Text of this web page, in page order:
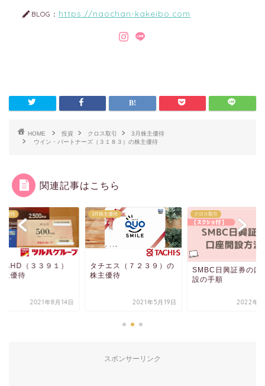
BLOG： https://naochan-kakeibo.com
HOME 投資 クロス取引
3月株主優待
ウイン・パートナーズ（３１８３）の株主優待
関連記事はこちら
主優待
ハHD（３３９１）
主優待
2021年8月14日
3月株主優待
タチエス（７２３９）の
株主優待
2021年5月19日
クロス取引
SMBC日興証券の口
設の手順
2022年3
スポンサーリンク